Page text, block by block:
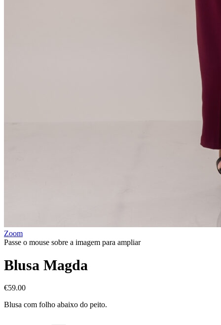
Zoom
Passe o mouse sobre a imagem para ampliar
Blusa Magda
€59.00
Blusa com folho abaixo do peito.